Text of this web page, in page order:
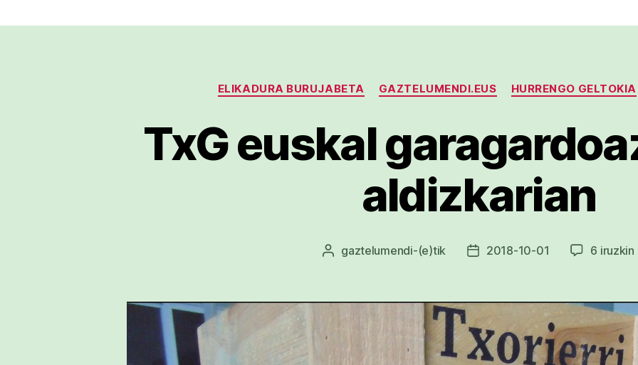
Kategoriak
ELIKADURA BURUJABETA GAZTELUMENDI.EUS HURRENGO GELTOKIA
TxG euskal
aldizkarian
Argitalpenaren
gaztelumendi-(e)tik
Argitalpenaren
2018-10-01 6 iruzkin